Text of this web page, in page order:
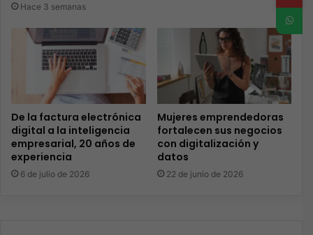
Hace 3 semanas
De la factura electrónica
digital a la inteligencia
empresarial, 20 años de
experiencia
6 de julio de 2026
Mujeres emprendedoras
fortalecen sus negocios
con digitalización y
datos
22 de junio de 2026